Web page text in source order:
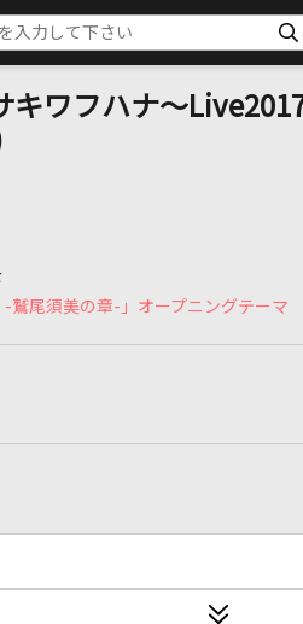
キワフハナ～
-鷲尾須美の章-」オープニングテーマ